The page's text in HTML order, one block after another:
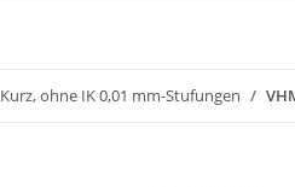
Kurz, ohne IK 0,01 mm-Stufungen